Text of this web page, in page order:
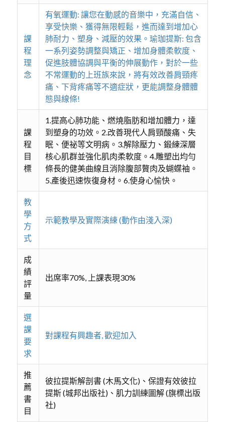
課
程
理
念
有氧運動: 讓您在動感的音樂中，充滿自信、
享受快樂、獲得無限輕鬆，進而達到增加心
肺耐力、塑身、減壓的效果。瑜珈提斯: 包含
一系列姿勢調整與矯正、增加身體柔軟度、
促進肢體協調與平衡的伸展動作，對於一些
不常運動的上班族來說，將有效改善肩頸疼
痛、下背疼痛等不適症狀，更能調整身體體
態與線條!
課
程
目
標
1.提高心肺功能、燃燒脂肪和增加體力，達
到塑身的功效。2.改善現代人肩頸酸痛、失
眠、便祕等文明病。3.解除壓力、鍛練深層
核心肌群並強化肌肉柔軟度。4.雕塑出均勻
條長的健美曲線且消除腹部贅肉及蝴蝶袖。
5.產後迅速恢復身材。6.使身心愉快。
教
學
方
式
示範教學及實際演練 (動作由淺入深)
成
績
評
量
出席率70%, 上課表現30%
選
課
要
求
對課程有興趣者, 歡迎加入
推
薦
書
目
彼拉提斯解剖書 (木馬文化)、保證有效彼拉
提斯 (城邦出版社)、肌力訓練圖解 (旗標出版
社)